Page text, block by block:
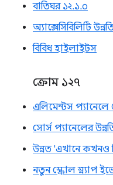
বাতিঘর ১২.১.০
অ্যাক্সেসিবিলিটি
বিবিধ হাইলাইটস
ক্রোম ১২৭
এলিমেন্টস প্যানেলে
সোর্স প্যানেলের
উন্নত 'এখানে কখনও
নতুন স্ক্রোল স্ন্যাপ